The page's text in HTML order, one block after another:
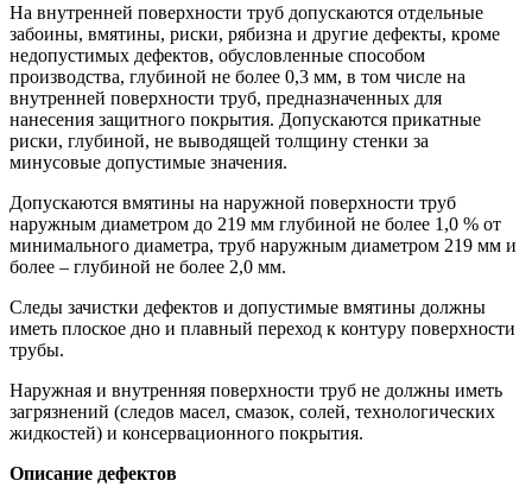
На внутренней поверхности труб допускаются отдельные
забоины, вмятины, риски, рябизна и другие дефекты, кроме
недопустимых дефектов, обусловленные способом
производства, глубиной не более 0,3 мм, в том числе на
внутренней поверхности труб, предназначенных для
нанесения защитного покрытия. Допускаются прикатные
риски, глубиной, не выводящей толщину стенки за
минусовые допустимые значения.
Допускаются вмятины на наружной поверхности труб
наружным диаметром до 219 мм глубиной не более 1,0 % от
минимального диаметра, труб наружным диаметром 219 мм и
более – глубиной не более 2,0 мм.
Следы зачистки дефектов и допустимые вмятины должны
иметь плоское дно и плавный переход к контуру поверхности
трубы.
Наружная и внутренняя поверхности труб не должны иметь
загрязнений (следов масел, смазок, солей, технологических
жидкостей) и консервационного покрытия.
Описание дефектов